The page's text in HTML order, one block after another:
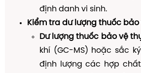
định danh vi sinh.
Kiểm tra dư lượng thuốc
Dư lượng thuốc bảo vệ
khí (GC-MS) hoặc sắc
định lượng các hợp